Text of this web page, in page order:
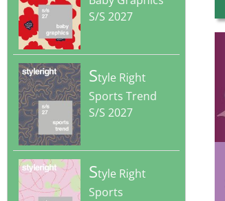
S/S 2027
Style Right
Sports Trend
S/S 2027
Style Right
Sports